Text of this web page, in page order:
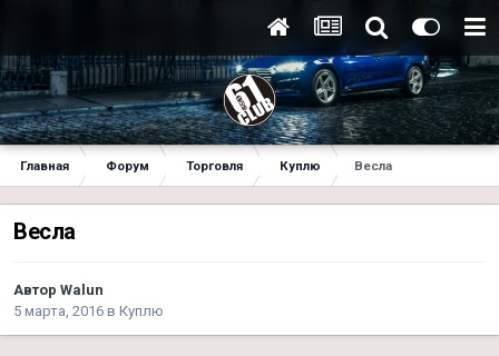
Главная Форум Торговля Куплю Весла
Весла
Автор Walun
5 марта, 2016 в Куплю